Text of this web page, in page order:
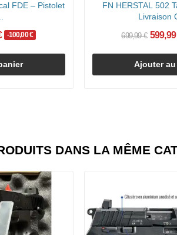
FDE – Pistolet
-100,00 €
FN HERSTAL 502
Livraison
699,99 €
Ajouter
DANS LA MÊME